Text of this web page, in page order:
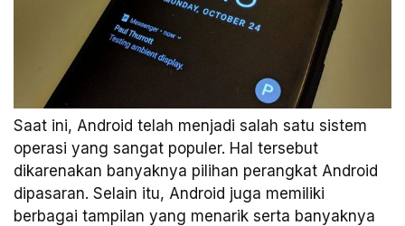
Saat ini, Android telah menjadi salah satu sistem
operasi yang sangat populer. Hal tersebut
dikarenakan banyaknya pilihan perangkat Android
dipasaran. Selain itu, Android juga memiliki
berbagai tampilan yang menarik serta banyaknya